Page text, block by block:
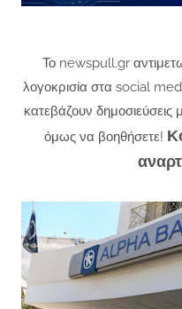
Το newspull.gr
λογοκρισία στα social
κατεβάζουν
όμως να βοηθήσετε!